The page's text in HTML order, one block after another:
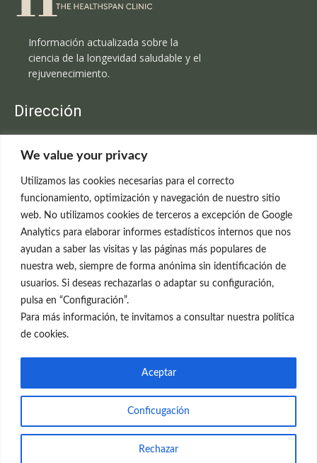
We value your privacy
Utilizamos las cookies necesarias para el correcto
funcionamiento, optimización y navegación de nuestro sitio
web. No utilizamos cookies de terceros a excepción de Google
Analytics para elaborar informes estadísticos internos que nos
ayudan a saber las visitas y las páginas más populares de
nuestra web, siempre de forma anónima sin identificación de
usuarios. Si deseas rechazarlas o adaptar su configuración,
pulsa en “Configuración”.
Para más información, te invitamos a consultar nuestra política
de cookies.
Conficugación
Rechazar
Aceptar
Información actualizada sobre la
ciencia de la longevidad saludable y el
rejuvenecimiento.
Dirección
C/Claudio Coello, 19 - 1º
699 595 619
rejuvenecimiento@clinicaneleva.com
Información Legal
Política de Privacidad
Política de Cookies
© el Radar del Rejuvenecimiento